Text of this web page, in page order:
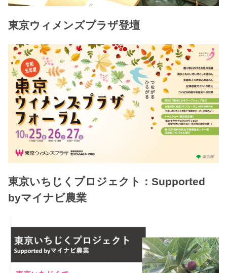
東京ウィメンズプラザ登壇
東京いちじくプロジェクト：Supported
byマイナビ農業